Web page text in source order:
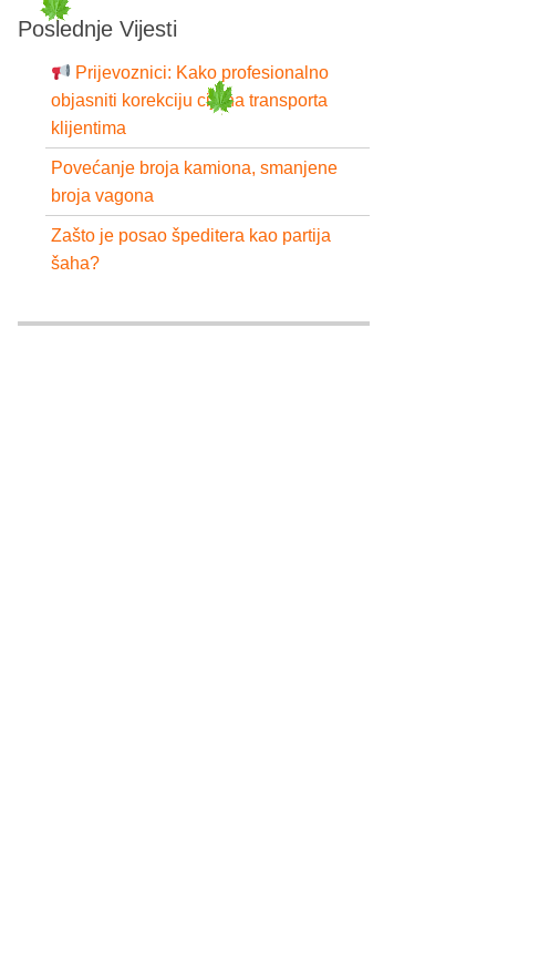
Poslednje Vijesti
Prijevoznici: Kako profesionalno
objasniti korekciju cijena transporta
klijentima
Povećanje broja kamiona, smanjene
broja vagona
Zašto je posao špeditera kao partija
šaha?